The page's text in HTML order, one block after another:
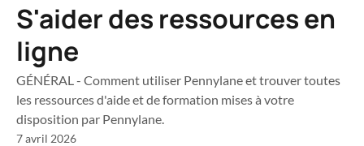
S'aider des ressources en
ligne
GÉNÉRAL - Comment utiliser Pennylane et trouver toutes
les ressources d'aide et de formation mises à votre
disposition par Pennylane.
7 avril 2026